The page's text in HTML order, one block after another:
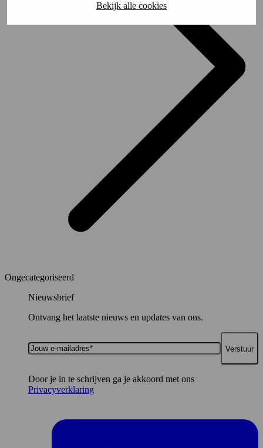
Bekijk alle cookies
Ongecategoriseerd
Nieuwsbrief
Ontvang het laatste nieuws en updates van ons.
Jouw
e-
Door je in te schrijven ga je akkoord met ons
Privacyverklaring